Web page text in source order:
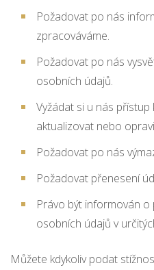
Požadovat po nás
zpracováváme.
Požadovat po nás
osobních údajů.
Vyžádat si u nás
aktualizovat nebo
Požadovat po nás
Požadovat přenesení
Právo být informován
osobních údajů v
Můžete kdykoliv podat